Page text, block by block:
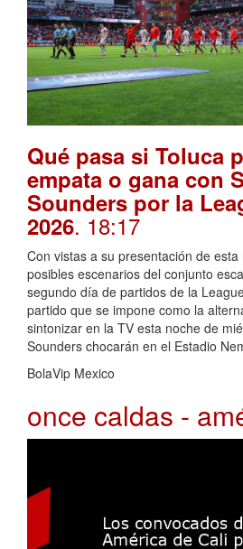
Qué pasa si Toluca
empata o gana con
Sounders por la
2026. 18:17
Con vistas a su presentación de
posibles escenarios del conjunto
segundo día de partidos de la
partido que se impone como la
sintonizar en la TV esta noche de
Sounders chocarán en el Estadio
BolaVip Mexico
once caldas -